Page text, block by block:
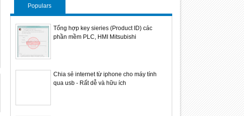
Populars
Tổng hợp key sieries (Product ID) các
phần mềm PLC, HMI Mitsubishi
Chia sẻ internet từ iphone cho máy tính
qua usb - Rất dễ và hữu ích